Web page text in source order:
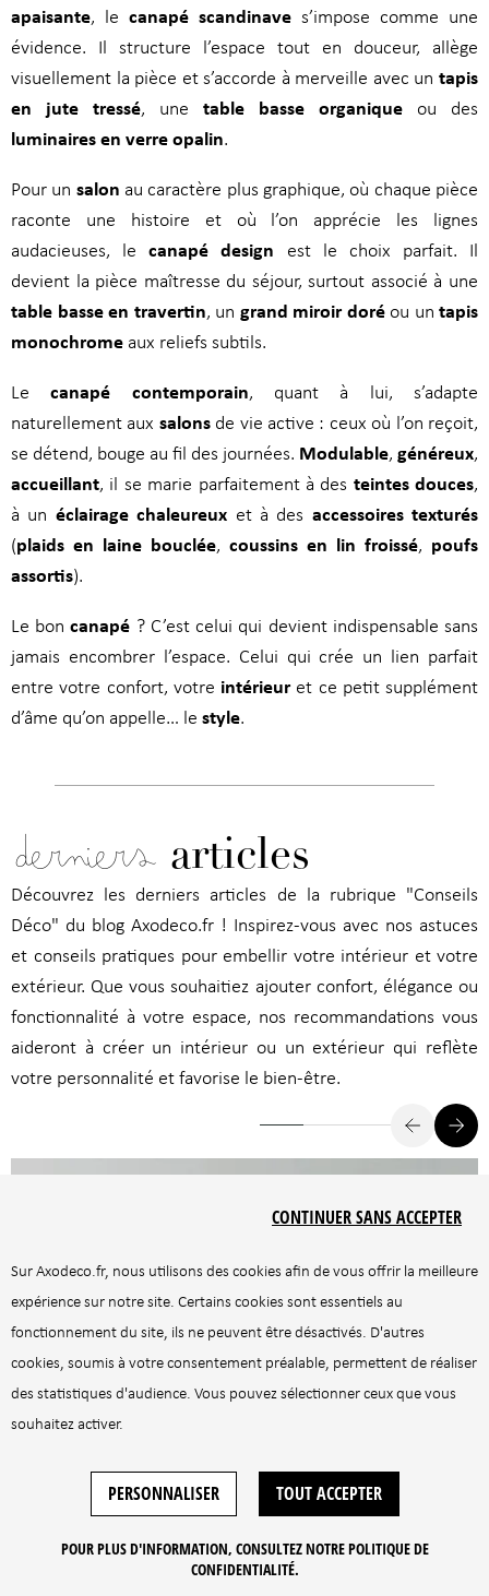
apaisante, le canapé scandinave s’impose comme une
évidence. Il structure l’espace tout en douceur, allège
visuellement la pièce et s’accorde à merveille avec un tapis
en jute tressé, une table basse organique ou des
luminaires en verre opalin.
Pour un salon au caractère plus graphique, où chaque pièce
raconte une histoire et où l’on apprécie les lignes
audacieuses, lecanapé design est le choix parfait. Il
devient la pièce maîtresse du séjour, surtout associé à une
table basse en travertin, un grand miroir doréou un tapis
monochrome aux reliefs subtils.
Lecanapé contemporain, quant à lui, s’adapte
naturellement aux salonsde vie active : ceux où l’on reçoit,
se détend, bouge au fil des journées. Modulable, généreux,
accueillant, il se marie parfaitement à des teintes douces,
à un éclairage chaleureux et à des accessoires texturés
(plaids en laine bouclée, coussins en lin froissé, poufs
assortis).
Le boncanapé ? C’est celui qui devient indispensable sans
jamais encombrer l’espace. Celui qui crée un lien parfait
entre votre confort, votre intérieuret ce petit supplément
d’âme qu’on appelle… le style.
derniers articles
Découvrez les derniers articles de la rubrique "Conseils
Déco" du blog Axodeco.fr ! Inspirez-vous avec nos astuces
et conseils pratiques pour embellir votre intérieur et votre
extérieur. Que vous souhaitiez ajouter confort, élégance ou
fonctionnalité à votre espace, nos recommandations vous
aideront à créer un intérieur ou un extérieur qui reflète
votre personnalité et favorise le bien-être.
SurAxodeco.fr, nous utilisons des cookies afin de vous offrir la meilleure
expérience sur notre site. Certains cookies sont essentiels au
fonctionnement du site, ils ne peuvent être désactivés. D'autres
cookies, soumis à votre consentement préalable, permettent de réaliser
des statistiques d'audience. Vous pouvez sélectionner ceux que vous
souhaitez activer.
TOUT ACCEPTER
CONTINUER SANS ACCEPTER
PERSONNALISER
POUR PLUS D'INFORMATION, CONSULTEZ NOTRE POLITIQUE DE
CONFIDENTIALITÉ.